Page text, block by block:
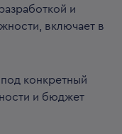
и
включает в
конкретный
и бюджет